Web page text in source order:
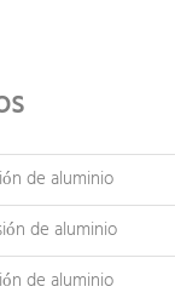
de aluminio
de aluminio
de aluminio